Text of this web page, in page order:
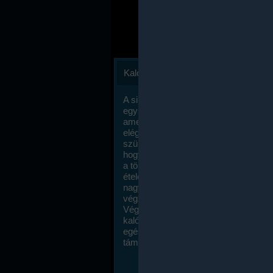
Kalóriaszámlálás
A sikeres fogyás titka valójában igen
egyszerű: égess több energiát, mint
amennyit beviszel. Természetesen
elég nagy fegyelemre és akaraterőre
szükség, de meglepődve fogod
hogy a kalóriaszámolás mennyire
a többi diétához képest. Itt nincsenek
ételek és a megengedett kalóriabevitelt
nagymértékben növelheted ha
végzel.
Végül, de nem utolsó sorban, a
kalóriaszámolás módszerét a legtöbb
egészségügyi szakorvos ajánlja és
támogatja.